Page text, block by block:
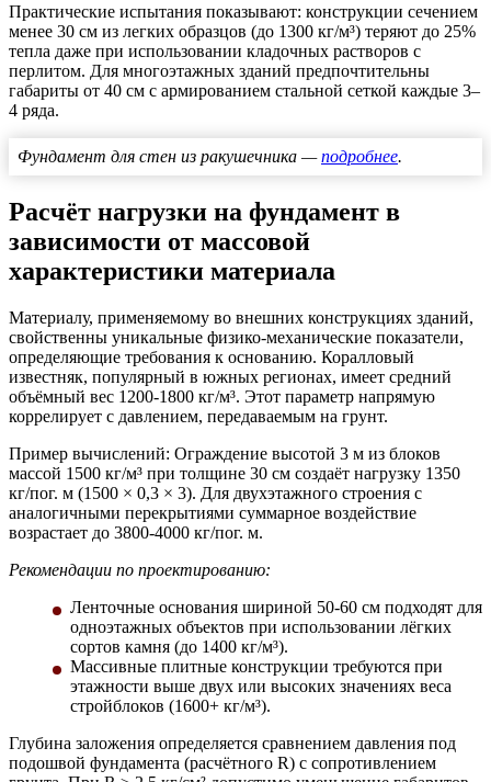
Практические испытания показывают: конструкции сечением
менее 30 см из легких образцов (до 1300 кг/м³) теряют до 25%
тепла даже при использовании кладочных растворов с
перлитом. Для многоэтажных зданий предпочтительны
габариты от 40 см с армированием стальной сеткой каждые 3–
4 ряда.
Фундамент для стен из ракушечника —подробнее.
Расчёт нагрузки на фундамент в
зависимости от массовой
характеристики материала
Материалу, применяемому во внешних конструкциях зданий,
свойственны уникальные физико-механические показатели,
определяющие требования к основанию. Коралловый
известняк, популярный в южных регионах, имеет средний
объёмный вес 1200-1800 кг/м³. Этот параметр напрямую
коррелирует с давлением, передаваемым на грунт.
Пример вычислений: Ограждение высотой 3 м из блоков
массой 1500 кг/м³ при толщине 30 см создаёт нагрузку 1350
кг/пог. м (1500 × 0,3 × 3). Для двухэтажного строения с
аналогичными перекрытиями суммарное воздействие
возрастает до 3800-4000 кг/пог. м.
Рекомендации по проектированию:
Ленточные основания шириной 50-60 см подходят для
одноэтажных объектов при использовании лёгких
сортов камня (до 1400 кг/м³).
Массивные плитные конструкции требуются при
этажности выше двух или высоких значениях веса
стройблоков (1600+ кг/м³).
Глубина заложения определяется сравнением давления под
подошвой фундамента (расчётного R) с сопротивлением